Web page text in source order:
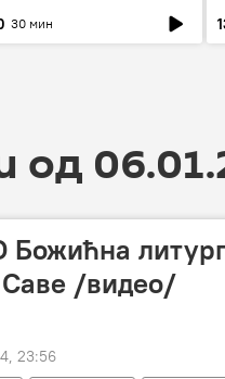
30 мин
од
Саве /видео/
23:56